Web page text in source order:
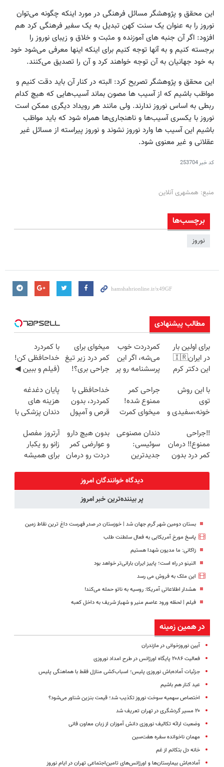
این محقق و پژوهشگر مسائل فرهنگی در مورد اینکه چگونه می‌توان
نوروز را به عنوان یک سنت کهن تبدیل به یک سفیر فرهنگی کرد هم
افزود: اگر آن جنبه های آموزنده و مثبت و خلاق و زیبای نوروز را
برجسته کنیم و به آنها توجه کنیم برای اینکه اینها معرفی می‌شود خود
به خود جهانیان به آن توجه خواهند کرد و آن را تصدیق می‌کنند.
این محقق و پژوهشگر تصریح کرد: البته در کنار آن باید دقت کنیم و
مواظب باشیم که از آسیب ها مصون بماند آسیب‌هایی که هیچ کدام
ربطی به اساس نوروز ندارند. ولی مانند هر رویداد دیگری ممکن است
نوروز با یکسری آسیب‌ها و ناهنجاری‌ها همراه شود که باید مواظب
باشیم این آسیب ها وارد نوروز نشوند و نوروز پیراسته از مسائل غیر
عقلانی و غیر معنوی شود.
کد خبر253704
منبع: همشهری آنلاین
برچسب‌ها
نوروز
مطالب پیشنهادی
Image failed to
برای اولین بار
در ایران🇮🇷
این دکتر کرم
روزه ساخت!
Image failed to
کمردردت خوب
می‌شه، اگر این
پرسشنامه رو پر
Image failed to
میخوای برای
کمر درد زیر تیغ
جراحی بری؟!
پر کن◖
Image failed to
با کمردرد
خداحافظی کن!
(فیلم و ببین ◀
پرکن)
Image failed to
با این روش
توی
خونه،سفیدی و
برگردون
(40%off)
Image failed to
جراحی کمر
ممنوع شده!
میخوای کمرت
درمان کنی؟
((پرسش‌نامه))
Image failed to
خداحافظی با
کمردرد، بدون
قرص و آمپول
Image failed to
پایان دغدغه
هزینه های
دندان پزشکی با
کننده خانگی
Image failed to
‼️جراحی
ممنوع‼️ درمان
کمر درد بدون
Image failed to
دندان مصنوعی
سوئیسی:
جدیدترین
سبک و مقاوم |
پرداخت قسطی
Image failed to
بدون هیچ دارو
و عوارضی کمر
دردت رو درمان
(پرسش‌نامه)
Image failed to
load
آرتروز مفصل
زانو رو یکبار
برای همیشه
دیدگاه خوانندگان امروز
پر بیننده‌ترین خبر امروز
بستان دومین شهر گرم جهان شد | خوزستان در صدر فهرست داغ‌ ترین نقاط زمین
پاسخ مورخ آمریکایی به فعال سلطنت طلب
زاکانی: ما مدیون شهدا هستیم
النینو در راه است؛ پاییز ایران بارانی‌تر خواهد بود
این ملک به فروش می رسد
هشدار اطلاعاتی آمریکا: روسیه به ناتو حمله می‌کند!
فیلم | لحظه ورود عاصم منیر و شهباز شریف به داخل کعبه
در همین زمینه
آیین نوروزخوانی در مازندران
فعالیت ۲۰۸۶ پایگاه اورژانس در طرح امداد نوروزی
جزئیات آماده‌باش نوروزی پلیس؛ اسباب‌کشی منازل فقط با هماهنگی پلیس
عید کنار هم باشیم
اختصاص سهمیه سوخت نوروز تکذیب شد؛ قیمت بنزین شناور می‌شود؟
۲۰ مسیر گردشگری در تهران تعریف شد
وضعیت ارائه تکالیف نوروزی دانش آموزان از زبان معاون فانی
مهمان ناخوانده سفره هفت‌سین
خانه دل بتکانم از غم
آماده‌باش بیمارستان‌ها و اورژانس‌های تامین‌اجتماعی تهران در ایام نوروز